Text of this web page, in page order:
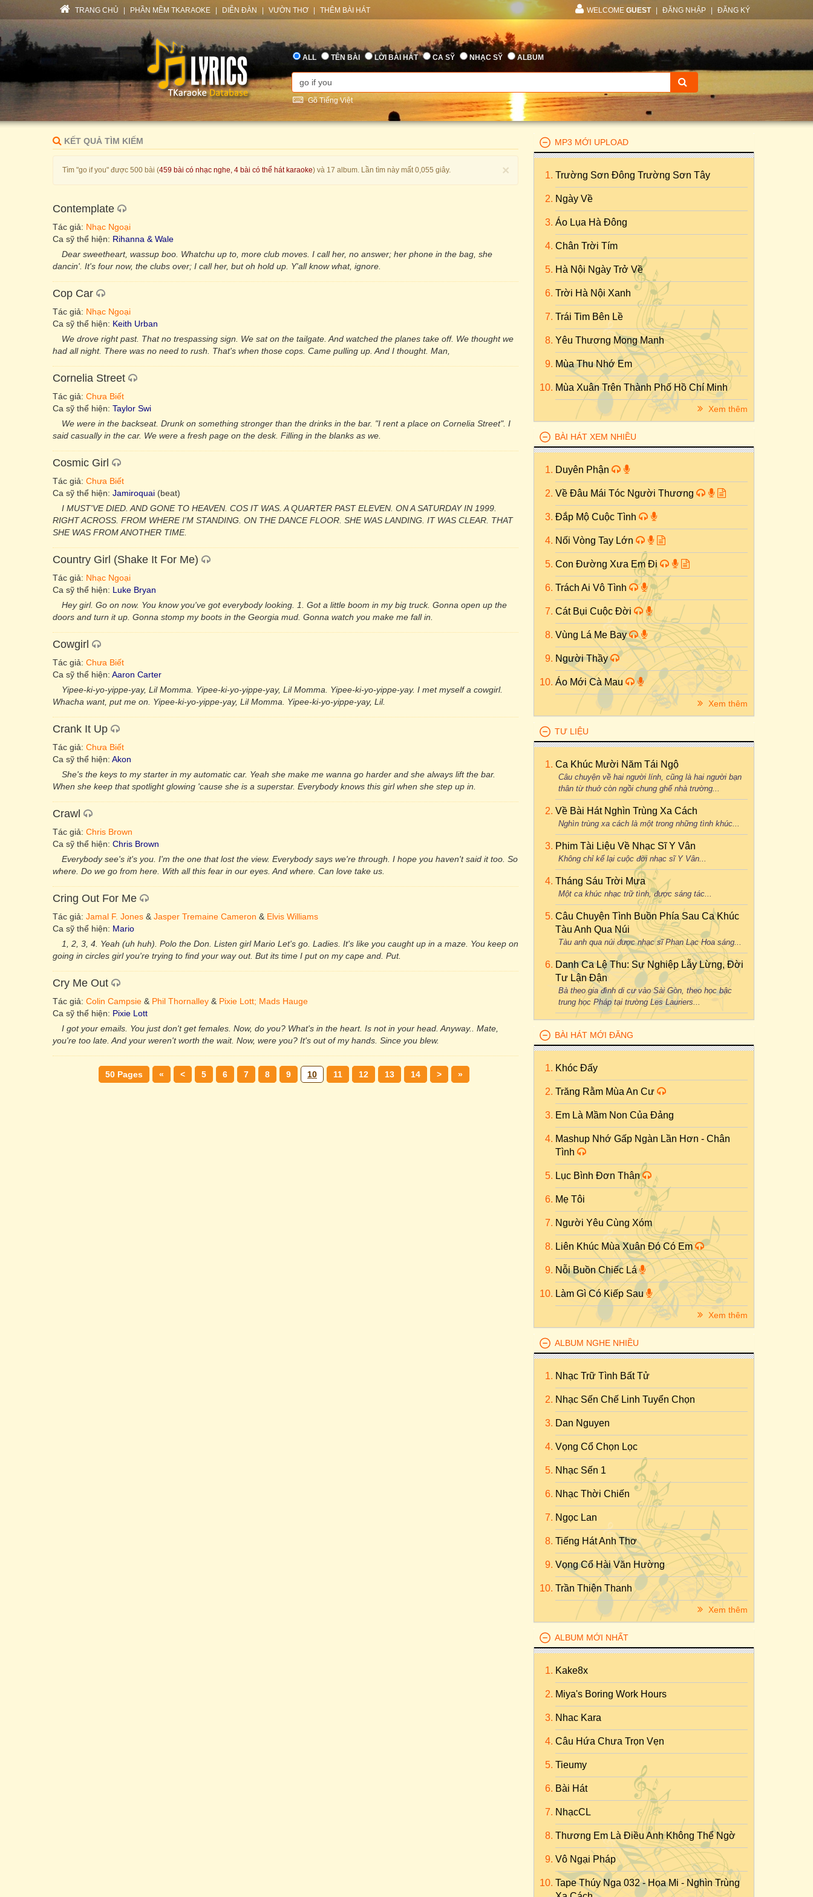
TRANG CHỦ PHẦN MỀM TKARAOKE DIỄN ĐÀN VƯỜN THƠ THÊM BÀI HÁT WELCOME GUEST ĐĂNG NHẬP ĐĂNG KÝ
ALL TÊN BÀI LỜI BÀI HÁT CA SỸ NHẠC SỸ ALBUM
Gõ Tiếng Việt
KẾT QUẢ TÌM KIẾM
×
Tìm "go if you" được 500 bài (459 bài có nhạc nghe, 4 bài có thể hát karaoke) và 17 album. Lần tìm này mất 0,055 giây.
Contemplate
Tác giả: Nhạc Ngoại
Ca sỹ thể hiện: Rihanna & Wale
Dear sweetheart, wassup boo. Whatchu up to, more club moves. I call her, no answer; her phone in the bag, she
dancin'. It's four now, the clubs over; I call her, but oh hold up. Y'all know what, ignore.
Cop Car
Tác giả: Nhạc Ngoại
Ca sỹ thể hiện: Keith Urban
We drove right past. That no trespassing sign. We sat on the tailgate. And watched the planes take off. We thought we
had all night. There was no need to rush. That's when those cops. Came pulling up. And I thought. Man,
Cornelia Street
Tác giả: Chưa Biết
Ca sỹ thể hiện: Taylor Swi
We were in the backseat. Drunk on something stronger than the drinks in the bar. "I rent a place on Cornelia Street". I
said casually in the car. We were a fresh page on the desk. Filling in the blanks as we.
Cosmic Girl
Tác giả: Chưa Biết
Ca sỹ thể hiện: Jamiroquai (beat)
I MUST'VE DIED. AND GONE TO HEAVEN. COS IT WAS. A QUARTER PAST ELEVEN. ON A SATURDAY IN 1999.
RIGHT ACROSS. FROM WHERE I'M STANDING. ON THE DANCE FLOOR. SHE WAS LANDING. IT WAS CLEAR. THAT
SHE WAS FROM ANOTHER TIME.
Country Girl (Shake It For Me)
Tác giả: Nhạc Ngoại
Ca sỹ thể hiện: Luke Bryan
Hey girl. Go on now. You know you've got everybody looking. 1. Got a little boom in my big truck. Gonna open up the
doors and turn it up. Gonna stomp my boots in the Georgia mud. Gonna watch you make me fall in.
Cowgirl
Tác giả: Chưa Biết
Ca sỹ thể hiện: Aaron Carter
Yipee-ki-yo-yippe-yay, Lil Momma. Yipee-ki-yo-yippe-yay, Lil Momma. Yipee-ki-yo-yippe-yay. I met myself a cowgirl.
Whacha want, put me on. Yipee-ki-yo-yippe-yay, Lil Momma. Yipee-ki-yo-yippe-yay, Lil.
Crank It Up
Tác giả: Chưa Biết
Ca sỹ thể hiện: Akon
She's the keys to my starter in my automatic car. Yeah she make me wanna go harder and she always lift the bar.
When she keep that spotlight glowing 'cause she is a superstar. Everybody knows this girl when she step up in.
Crawl
Tác giả: Chris Brown
Ca sỹ thể hiện: Chris Brown
Everybody see's it's you. I'm the one that lost the view. Everybody says we're through. I hope you haven't said it too. So
where. Do we go from here. With all this fear in our eyes. And where. Can love take us.
Cring Out For Me
Tác giả: Jamal F. Jones & Jasper Tremaine Cameron & Elvis Williams
Ca sỹ thể hiện: Mario
1, 2, 3, 4. Yeah (uh huh). Polo the Don. Listen girl Mario Let's go. Ladies. It's like you caught up in a maze. You keep on
going in circles girl you're trying to find your way out. But its time I put on my cape and. Put.
Cry Me Out
Tác giả: Colin Campsie & Phil Thornalley & Pixie Lott; Mads Hauge
Ca sỹ thể hiện: Pixie Lott
I got your emails. You just don't get females. Now, do you? What's in the heart. Is not in your head. Anyway.. Mate,
you're too late. And your weren't worth the wait. Now, were you? It's out of my hands. Since you blew.
50 Pages « < 5 6 7 8 9 10 11 12 13 14 > »
MP3 MỚI UPLOAD
Trường Sơn Đông Trường Sơn Tây
Ngày Về
Áo Lụa Hà Đông
Chân Trời Tím
Hà Nội Ngày Trở Về
Trời Hà Nội Xanh
Trái Tim Bên Lề
Yêu Thương Mong Manh
Mùa Thu Nhớ Em
Mùa Xuân Trên Thành Phố Hồ Chí Minh
Xem thêm
BÀI HÁT XEM NHIỀU
Duyên Phận
Về Đâu Mái Tóc Người Thương
Đắp Mộ Cuộc Tình
Nối Vòng Tay Lớn
Con Đường Xưa Em Đi
Trách Ai Vô Tình
Cát Bụi Cuộc Đời
Vùng Lá Me Bay
Người Thầy
Áo Mới Cà Mau
Xem thêm
TƯ LIỆU
Ca Khúc Mười Năm Tái Ngộ
Câu chuyện về hai người lính, cũng là hai người bạn
thân từ thuở còn ngồi chung ghế nhà trường...
Về Bài Hát Nghìn Trùng Xa Cách
Nghìn trùng xa cách là một trong những tình khúc...
Phim Tài Liệu Về Nhạc Sĩ Y Vân
Không chỉ kể lại cuộc đời nhạc sĩ Y Vân...
Tháng Sáu Trời Mưa
Một ca khúc nhạc trữ tình, được sáng tác...
Câu Chuyện Tình Buồn Phía Sau Ca Khúc
Tàu Anh Qua Núi
Tàu anh qua núi được nhạc sĩ Phan Lạc Hoa sáng...
Danh Ca Lệ Thu: Sự Nghiệp Lẫy Lừng, Đời
Tư Lận Đận
Bà theo gia đình di cư vào Sài Gòn, theo học bậc
trung học Pháp tại trường Les Lauriers...
BÀI HÁT MỚI ĐĂNG
Khóc Đấy
Trăng Rằm Mùa An Cư
Em Là Mầm Non Của Đảng
Mashup Nhớ Gấp Ngàn Lần Hơn - Chân
Tình
Lục Bình Đơn Thân
Mẹ Tôi
Người Yêu Cùng Xóm
Liên Khúc Mùa Xuân Đó Có Em
Nỗi Buồn Chiếc Lá
Làm Gì Có Kiếp Sau
Xem thêm
ALBUM NGHE NHIỀU
Nhạc Trữ Tình Bất Tử
Nhạc Sến Chế Linh Tuyển Chọn
Dan Nguyen
Vọng Cổ Chọn Lọc
Nhạc Sến 1
Nhạc Thời Chiến
Ngọc Lan
Tiếng Hát Anh Thơ
Vọng Cổ Hài Văn Hường
Trần Thiện Thanh
Xem thêm
ALBUM MỚI NHẤT
Kake8x
Miya's Boring Work Hours
Nhac Kara
Câu Hứa Chưa Trọn Vẹn
Tieumy
Bài Hát
NhạcCL
Thương Em Là Điều Anh Không Thể Ngờ
Vô Ngại Pháp
Tape Thúy Nga 032 - Họa Mi - Nghìn Trùng